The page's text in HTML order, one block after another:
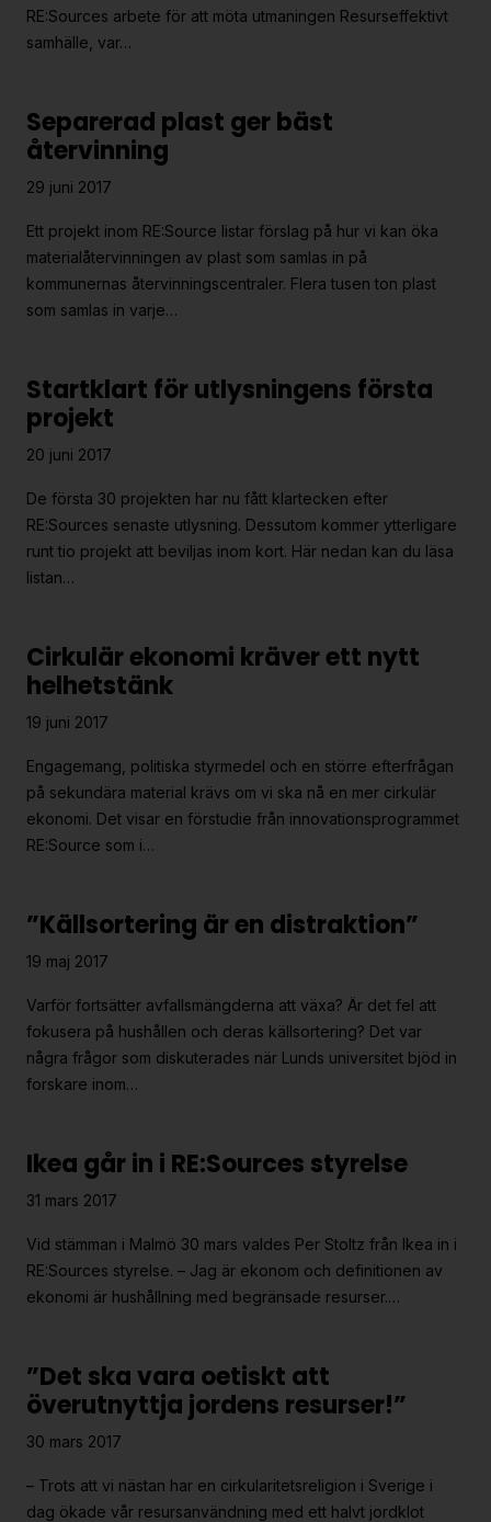
RE:Sources arbete för att möta utmaningen Resurseffektivt
samhälle, var…
Separerad plast ger bäst
återvinning
29 juni 2017
Ett projekt inom RE:Source listar förslag på hur vi kan öka
materialåtervinningen av plast som samlas in på
kommunernas återvinningscentraler. Flera tusen ton plast
som samlas in varje…
Startklart för utlysningens första
projekt
20 juni 2017
De första 30 projekten har nu fått klartecken efter
RE:Sources senaste utlysning. Dessutom kommer ytterligare
runt tio projekt att beviljas inom kort. Här nedan kan du läsa
listan…
Cirkulär ekonomi kräver ett nytt
helhetstänk
19 juni 2017
Engagemang, politiska styrmedel och en större efterfrågan
på sekundära material krävs om vi ska nå en mer cirkulär
ekonomi. Det visar en förstudie från innovationsprogrammet
RE:Source som i…
”Källsortering är en distraktion”
19 maj 2017
Varför fortsätter avfallsmängderna att växa? Är det fel att
fokusera på hushållen och deras källsortering? Det var
några frågor som diskuterades när Lunds universitet bjöd in
forskare inom…
Ikea går in i RE:Sources styrelse
31 mars 2017
Vid stämman i Malmö 30 mars valdes Per Stoltz från Ikea in i
RE:Sources styrelse. – Jag är ekonom och definitionen av
ekonomi är hushållning med begränsade resurser.…
”Det ska vara oetiskt att
överutnyttja jordens resurser!”
30 mars 2017
– Trots att vi nästan har en cirkularitetsreligion i Sverige i
dag ökade vår resursanvändning med ett halvt jordklot